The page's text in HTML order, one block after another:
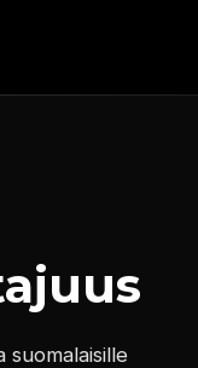
suomalaisille